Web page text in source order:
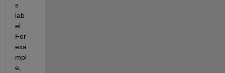
s
lab
el.
For
exa
mpl
e,